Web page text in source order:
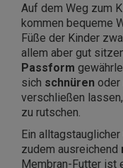
Auf dem Weg zum
kommen bequeme
Füße der Kinder
allem aber gut
Passform
sich schnüren oder
verschließen
zu rutschen.
Ein
zudem ausreichend
Membran-Futter ist